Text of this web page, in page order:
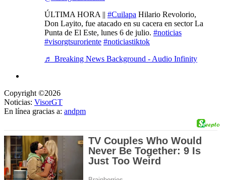
ÚLTIMA HORA || #Cuilapa Hilario Revolorio,
Don Layito, fue atacado en su cacera en sector La
Punta de El Este, lunes 6 de julio. #noticias
#visorgtsuroriente #noticiastiktok
♬ Breaking News Background - Audio Infinity
Copyright ©2026
Noticias: VisorGT
En línea gracias a: andpm